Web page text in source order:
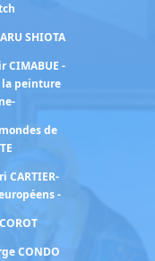
SHIOTA
CIMABUE -
peinture
de
CARTIER-
-
CONDO